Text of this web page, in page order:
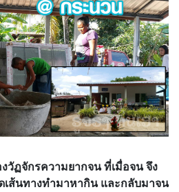
วัฏจักรความยากจน ที่เมื่อจน จึง
ส้นทางทำมาหากิน และกลับมาจน